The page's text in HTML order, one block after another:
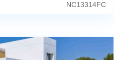
NC13314FC